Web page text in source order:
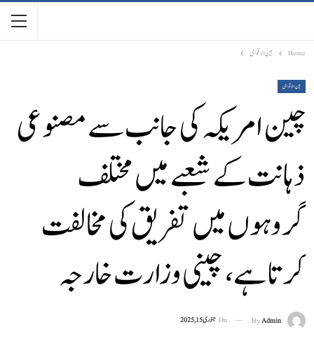
Home بین الاقوامی
بین الاقوامی
چین امریکہ کی جانب سے مصنوعی
ذہانت کے شعبے میں مختلف
گروہوں میں تفریق کی مخالفت
کرتا ہے، چینی وزارت خارجہ
ByAdmin
On جنوری 15, 2025